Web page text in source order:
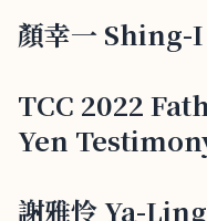
顏幸一 Shing-
TCC 2022
Yen
謝雅怜 Ya-